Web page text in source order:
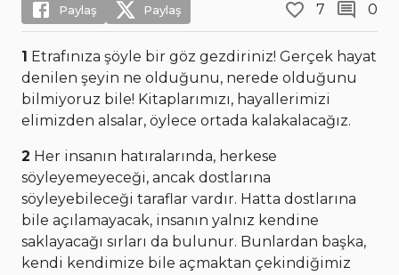
Paylaş Paylaş 7 0
1 Etrafınıza şöyle bir göz gezdiriniz! Gerçek hayat
denilen şeyin ne olduğunu, nerede olduğunu
bilmiyoruz bile! Kitaplarımızı, hayallerimizi
elimizden alsalar, öylece ortada kalakalacağız.
2 Her insanın hatıralarında, herkese
söyleyemeyeceği, ancak dostlarına
söyleyebileceği taraflar vardır. Hatta dostlarına
bile açılamayacak, insanın yalnız kendine
saklayacağı sırları da bulunur. Bunlardan başka,
kendi kendimize bile açmaktan çekindiğimiz